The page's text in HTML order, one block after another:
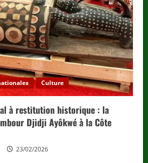
Culture
à restitution historique : la
Djidji Ayôkwé à la Côte
23/02/2026